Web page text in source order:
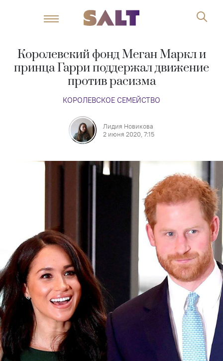
Королевский фонд Меган Маркл и
принца Гарри поддержал движение
против расизма
КОРОЛЕВСКОЕ СЕМЕЙСТВО
Лидия Новикова
2 июня 2020, 7:15